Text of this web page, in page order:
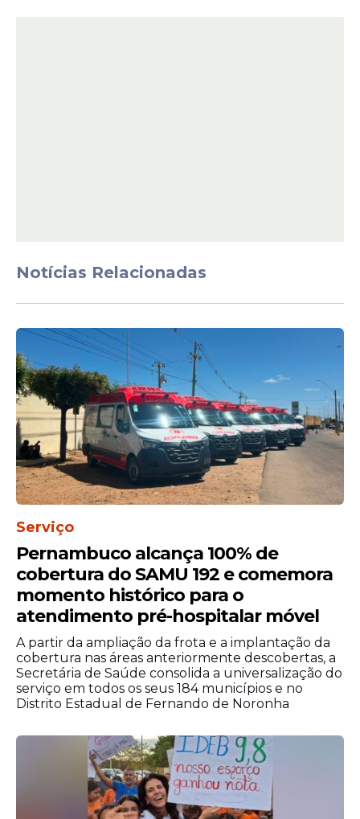
Notícias Relacionadas
Serviço
Pernambuco alcança 100% de
cobertura do SAMU 192 e comemora
momento histórico para o
atendimento pré-hospitalar móvel
A partir da ampliação da frota e a implantação da
cobertura nas áreas anteriormente descobertas, a
Secretária de Saúde consolida a universalização do
serviço em todos os seus 184 municípios e no
Distrito Estadual de Fernando de Noronha